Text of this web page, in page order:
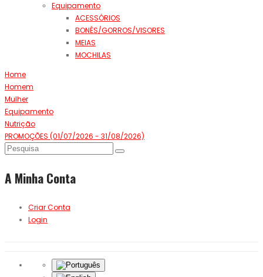
Equipamento
ACESSÓRIOS
BONÉS/GORROS/VISORES
MEIAS
MOCHILAS
Home
Homem
Mulher
Equipamento
Nutrição
PROMOÇÕES (01/07/2026 - 31/08/2026)
A Minha Conta
Criar Conta
Login